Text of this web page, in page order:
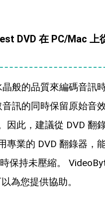
DVD 在 PC/Mac 上
般的品質來編碼音訊
音訊的同時保留原始音
因此，建議從 DVD 翻
專業的 DVD 翻錄器，
保持未壓縮。
為您提供協助。